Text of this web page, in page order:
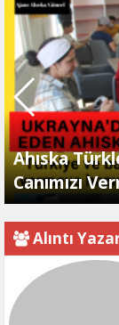
Ahıska
Canımızı
Alıntı